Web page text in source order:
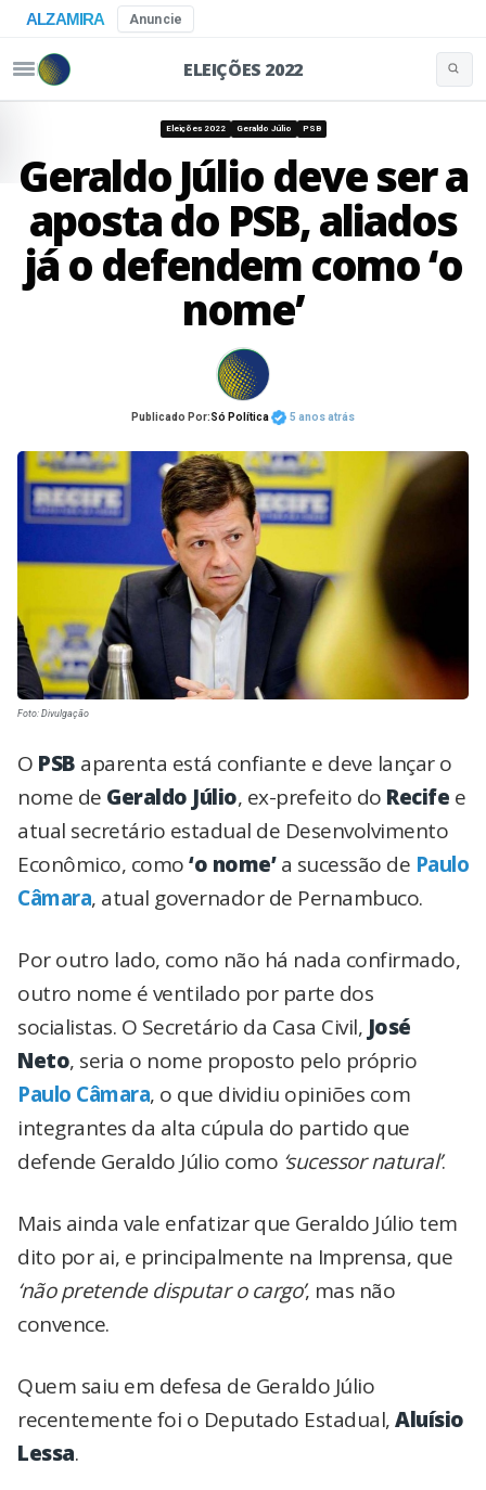
ALZAMIRA Anuncie
ELEIÇÕES 2022
Eleições 2022 Geraldo Júlio PSB
Geraldo Júlio deve ser a
aposta do PSB, aliados
já o defendem como ‘o
nome’
Publicado Por:Só Política 5 anos atrás
Foto: Divulgação
O PSB aparenta está confiante e deve lançar o
nome de Geraldo Júlio, ex-prefeito do Recife e
atual secretário estadual de Desenvolvimento
Econômico, como‘o nome’a sucessão de Paulo
Câmara, atual governador de Pernambuco.
Por outro lado, como não há nada confirmado,
outro nome é ventilado por parte dos
socialistas. O Secretário da Casa Civil, José
Neto, seria o nome proposto pelo próprio
Paulo Câmara, o que dividiu opiniões com
integrantes da alta cúpula do partido que
defende Geraldo Júlio como ‘sucessor natural’.
Mais ainda vale enfatizar que Geraldo Júlio tem
dito por ai, e principalmente na Imprensa, que
‘não pretende disputar o cargo’, mas não
convence.
Quem saiu em defesa de Geraldo Júlio
recentemente foi o Deputado Estadual,Aluísio
Lessa.